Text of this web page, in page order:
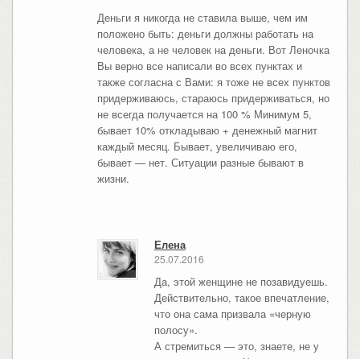
Деньги я никогда не ставила выше, чем им
положено быть: деньги должны работать на
человека, а не человек на деньги. Вот Леночка
Вы верно все написали во всех пунктах и
также согласна с Вами: я тоже не всех пунктов
придерживаюсь, стараюсь придерживаться, но
не всегда получается на 100 % Минимум 5,
бывает 10% откладываю + денежный магнит
каждый месяц. Бывает, увеличиваю его,
бывает — нет. Ситуации разные бывают в
жизни.
Елена
25.07.2016
Да, этой женщине не позавидуешь.
Действительно, такое впечатление,
что она сама призвала «черную
полосу».
А стремиться — это, знаете, не у